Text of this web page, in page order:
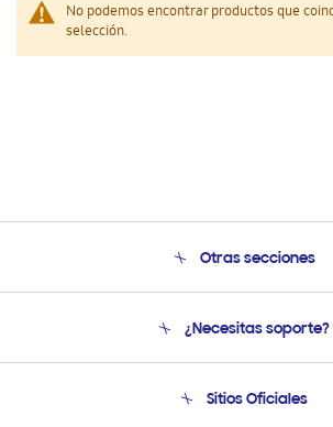
No podemos encontrar productos que
selección.
Otras secciones
Soporte
¿Necesitas soporte?
Soporte vía eMail
Sitios Oficiales